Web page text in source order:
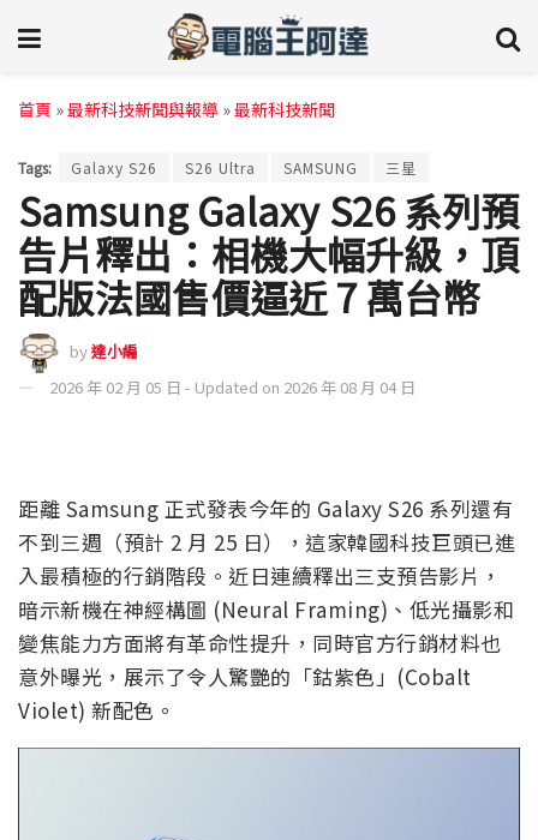
首頁 »最新科技新聞與報導 »最新科技新聞
Tags: Galaxy S26 S26 Ultra SAMSUNG 三星
Samsung Galaxy S26 系列預
告片釋出：相機大幅升級，頂
配版法國售價逼近 7 萬台幣
by達小編
2026 年 02 月 05 日 - Updated on 2026 年 08 月 04 日
距離 Samsung 正式發表今年的 Galaxy S26 系列還有
不到三週（預計 2 月 25 日），這家韓國科技巨頭已進
入最積極的行銷階段。近日連續釋出三支預告影片，
暗示新機在神經構圖 (Neural Framing)、低光攝影和
變焦能力方面將有革命性提升，同時官方行銷材料也
意外曝光，展示了令人驚艷的「鈷紫色」(Cobalt
Violet) 新配色。